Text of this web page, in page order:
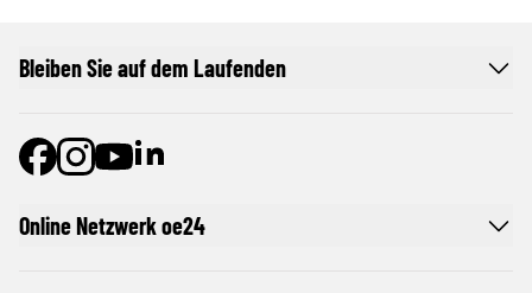
Online Netzwerk oe24
Bleiben Sie auf dem Laufenden